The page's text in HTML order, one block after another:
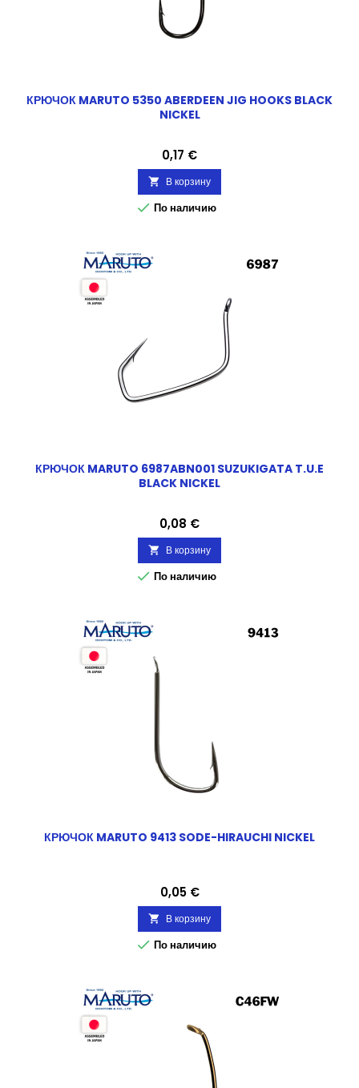
КРЮЧОК MARUTO 5350 ABERDEEN JIG HOOKS BLACK
NICKEL
Цена
0,17 €
 В корзину
 По наличию
КРЮЧОК MARUTO 6987ABN001 SUZUKIGATA T.U.E
BLACK NICKEL
Цена
0,08 €
 В корзину
 По наличию
КРЮЧОК MARUTO 9413 SODE-HIRAUCHI NICKEL
Цена
0,05 €
 В корзину
 По наличию